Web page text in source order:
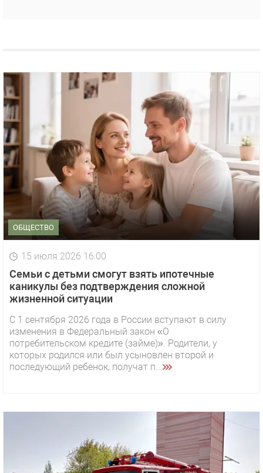
ОБЩЕСТВО
15 июля 2026 16:00
Семьи с детьми смогут взять ипотечные
каникулы без подтверждения сложной
жизненной ситуации
С 1 сентября 2026 года в России вступают в силу
изменения в Федеральный закон «О
потребительском кредите (займе)». Родители, у
которых родился или был усыновлен второй и
последующий ребенок, получат п...